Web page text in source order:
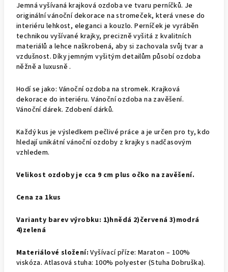
Jemná vyšívaná krajková ozdoba ve tvaru perníčků. Je
originální vánoční dekorace na stromeček, která vnese do
interiéru lehkost, eleganci a kouzlo. Perníček je vyráběn
technikou vyšívané krajky, precizně vyšitá z kvalitních
materiálů a lehce naškrobená, aby si zachovala svůj tvar a
vzdušnost. Díky jemným vyšitým detailům působí ozdoba
něžně a luxusně .
Hodí se jako: Vánoční ozdoba na stromek. Krajková
dekorace do interiéru. Vánoční ozdoba na zavěšení.
Vánoční dárek. Zdobení dárků.
Každý kus je výsledkem pečlivé práce a je určen pro ty, kdo
hledají unikátní vánoční ozdoby z krajky s nadčasovým
vzhledem.
Velikost ozdoby je cca 9 cm plus očko na zavěšení.
Cena za 1kus
Varianty barev výrobku: 1)hnědá 2)červená 3)modrá
4)zelená
Materiálové složení: Vyšívací příze: Maraton – 100%
viskóza. Atlasová stuha: 100% polyester (Stuha Dobruška).